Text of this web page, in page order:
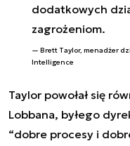
dodatkowych
zagrożeniom.
Brett Taylor, menadżer
Intelligence
Taylor powołał się
Lobbana, byłego
“dobre procesy i